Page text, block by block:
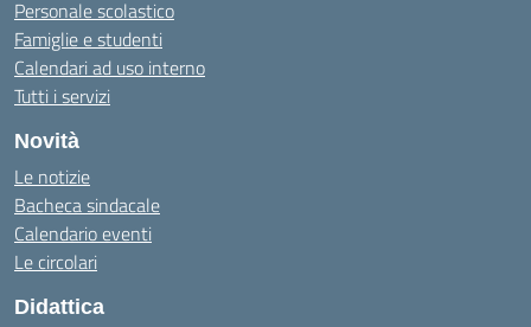
Personale scolastico
Famiglie e studenti
Calendari ad uso interno
Tutti i servizi
Novità
Le notizie
Bacheca sindacale
Calendario eventi
Le circolari
Didattica